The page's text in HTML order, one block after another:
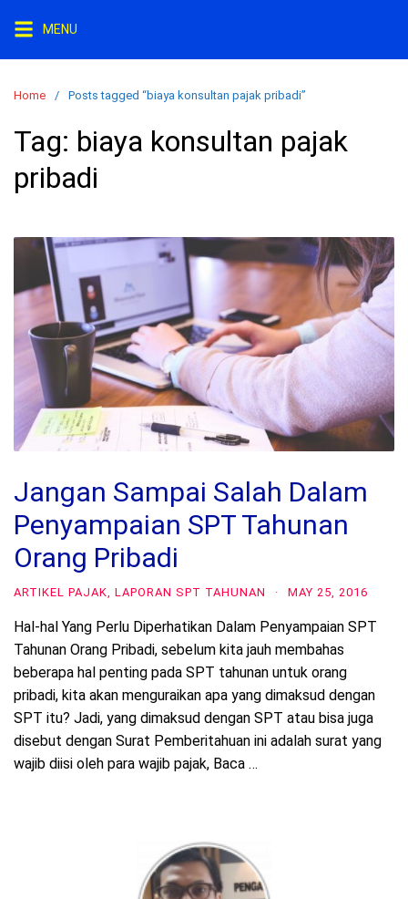
i
MENU
Home Posts tagged “biaya konsultan pajak pribadi”
Tag: biaya konsultan pajak
pribadi
Jangan Sampai Salah Dalam
Penyampaian SPT Tahunan
Orang Pribadi
ARTIKEL PAJAK LAPORAN SPT TAHUNAN · MAY 25, 2016
Hal-hal Yang Perlu Diperhatikan Dalam Penyampaian SPT
Tahunan Orang Pribadi, sebelum kita jauh membahas
beberapa hal penting pada SPT tahunan untuk orang
pribadi, kita akan menguraikan apa yang dimaksud dengan
SPT itu? Jadi, yang dimaksud dengan SPT atau bisa juga
disebut dengan Surat Pemberitahuan ini adalah surat yang
wajib diisi oleh para wajib pajak, Baca …